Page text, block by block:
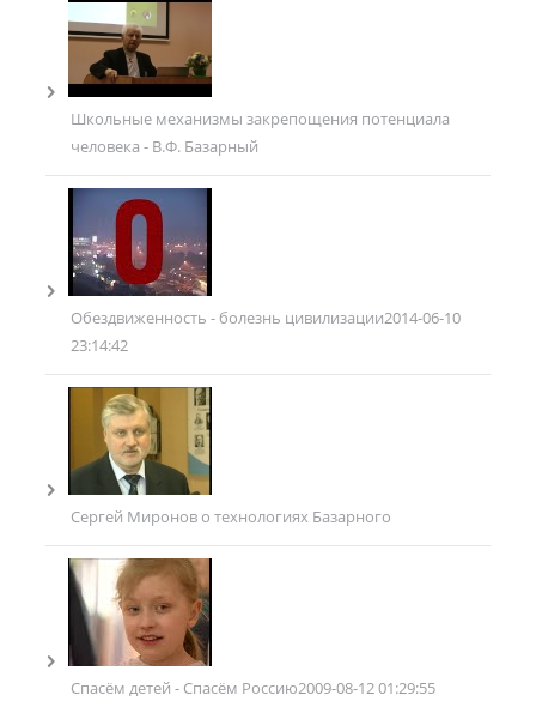
Школьные механизмы закрепощения потенциала
человека - В.Ф. Базарный
Обездвиженность - болезнь цивилизации2014-06-10
23:14:42
Сергей Миронов о технологиях Базарного
Спасём детей - Спасём Россию2009-08-12 01:29:55